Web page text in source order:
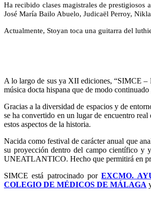
Ha recibido clases magistrales de
José María Bailo Abuelo, Judicaël Perroy,
Actualmente, Stoyan toca una guitarra del
A lo largo de sus ya XII ediciones, “SIMCE –
música docta hispana que de modo
Gracias a la diversidad de espacios y de
se ha convertido en un lugar de encuentro
estos aspectos de la historia.
Nacida como festival de carácter anual que
su proyección dentro del campo científico y
UNEATLANTICO. Hecho que permitirá en
SIMCE está patrocinado por EXCMO.
COLEGIO DE MÉDICOS DE MÁLAGA